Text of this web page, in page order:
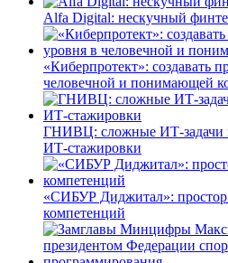
Alfa Digital: нескучный
«Киберпротект»: создавать
человечной и понимающей
ГНИВЦ: сложные ИТ‑задачи
ИТ‑стажировки
«СИБУР Диджитал»:
компетенций